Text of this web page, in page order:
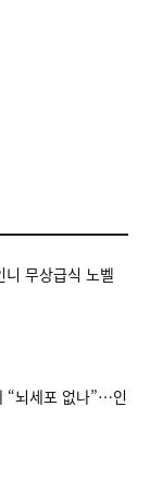
니 무상급식 노벨
“뇌세포 없나”…인